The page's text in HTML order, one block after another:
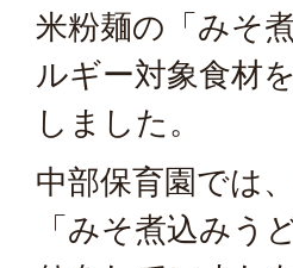
米粉麺の「みそ
ルギー対象食材
しました。
中部保育園では
「みそ煮込みう